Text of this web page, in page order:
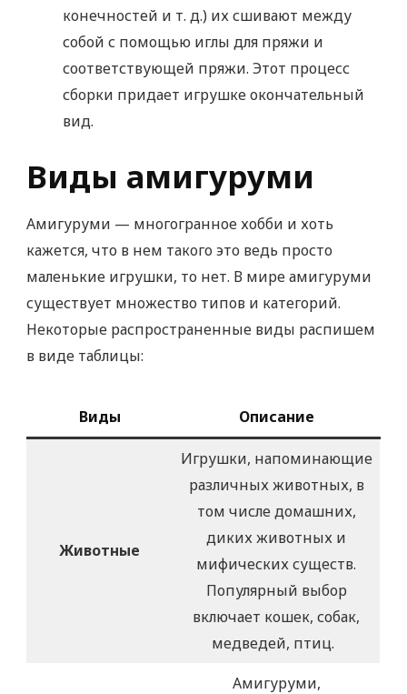
конечностей и т. д.) их сшивают между
собой с помощью иглы для пряжи и
соответствующей пряжи. Этот процесс
сборки придает игрушке окончательный
вид.
Виды амигуруми
Амигуруми — многогранное хобби и хоть
кажется, что в нем такого это ведь просто
маленькие игрушки, то нет. В мире амигуруми
существует множество типов и категорий.
Некоторые распространенные виды распишем
в виде таблицы:
Виды Описание
Животные
Игрушки, напоминающие
различных животных, в
том числе домашних,
диких животных и
мифических существ.
Популярный выбор
включает кошек, собак,
медведей, птиц.
Амигуруми,